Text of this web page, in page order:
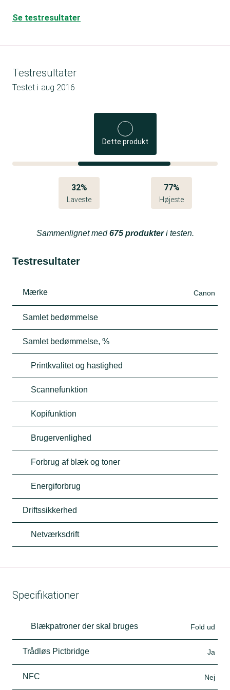
Se testresultater
Testresultater
Testet i aug 2016
Dette produkt
32%
Laveste
77%
Højeste
Sammenlignet med675 produkteri testen.
Testresultater
Mærke Canon
Samlet bedømmelse
Samlet bedømmelse, %
Printkvalitet og hastighed
Scannefunktion
Kopifunktion
Brugervenlighed
Forbrug af blæk og toner
Energiforbrug
Driftssikkerhed
Netværksdrift
Specifikationer
Blækpatroner der skal bruges Fold ud
Trådløs Pictbridge Ja
NFC Nej